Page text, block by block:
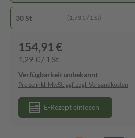
30 St (1,73 € / 1 St)
154,91 €
1,29 € / 1 St
Verfügbarkeit unbekannt
Preise inkl. MwSt. ggf. zzgl. Versandkosten
E-Rezept einlösen